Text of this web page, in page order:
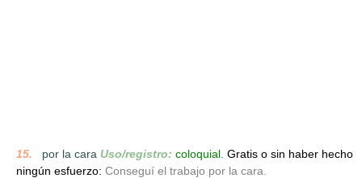
15. por la cara Uso/registro: coloquial. Gratis o sin haber hecho
ningún esfuerzo: Conseguí el trabajo por la cara.